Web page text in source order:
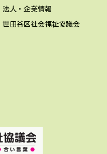
法人・企業情報
世田谷区社会福祉協議会